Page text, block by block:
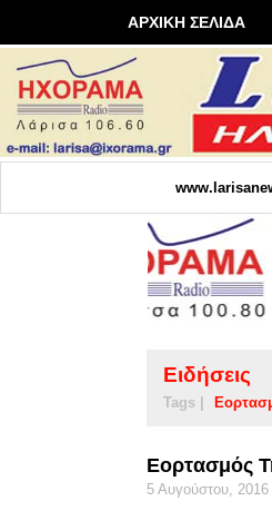
ΑΡΧΙΚΗ ΣΕΛΙΔΑ
Ειδήσεις
Tags |
Εορτασμός
5 Αυγούστου, 2016